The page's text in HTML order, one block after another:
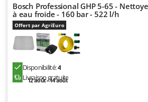
Bosch Professional GHP 5-65 -
à eau froide - 160 bar - 522 l/h
Offert par AgriEuro
Disponibilité:4
Livraison gratuite
12 août - 14 août